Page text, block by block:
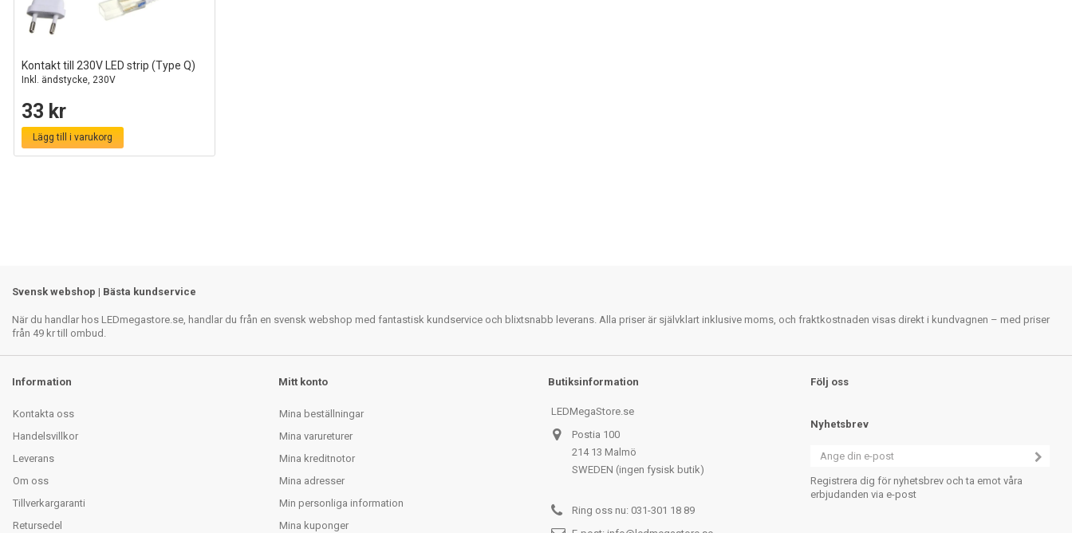
Kontakt till 230V LED strip (Type Q)
Inkl. ändstycke, 230V
33 kr
Lägg till i varukorg
Svensk webshop | Bästa kundservice
När du handlar hos LEDmegastore.se, handlar du från en svensk webshop med fantastisk kundservice och blixtsnabb leverans. Alla priser är självklart inklusive moms, och fraktkostnaden visas direkt i kundvagnen – med priser
från 49 kr till ombud.
Information
Kontakta oss
Handelsvillkor
Leverans
Om oss
Tillverkargaranti
Retursedel
Mitt konto
Mina beställningar
Mina varureturer
Mina kreditnotor
Mina adresser
Min personliga information
Mina kuponger
Butiksinformation
LEDMegaStore.se
Postia 100
214 13 Malmö
SWEDEN (ingen fysisk butik)
Ring oss nu: 031-301 18 89
Följ oss
Nyhetsbrev
Registrera dig för nyhetsbrev och ta emot våra
erbjudanden via e-post